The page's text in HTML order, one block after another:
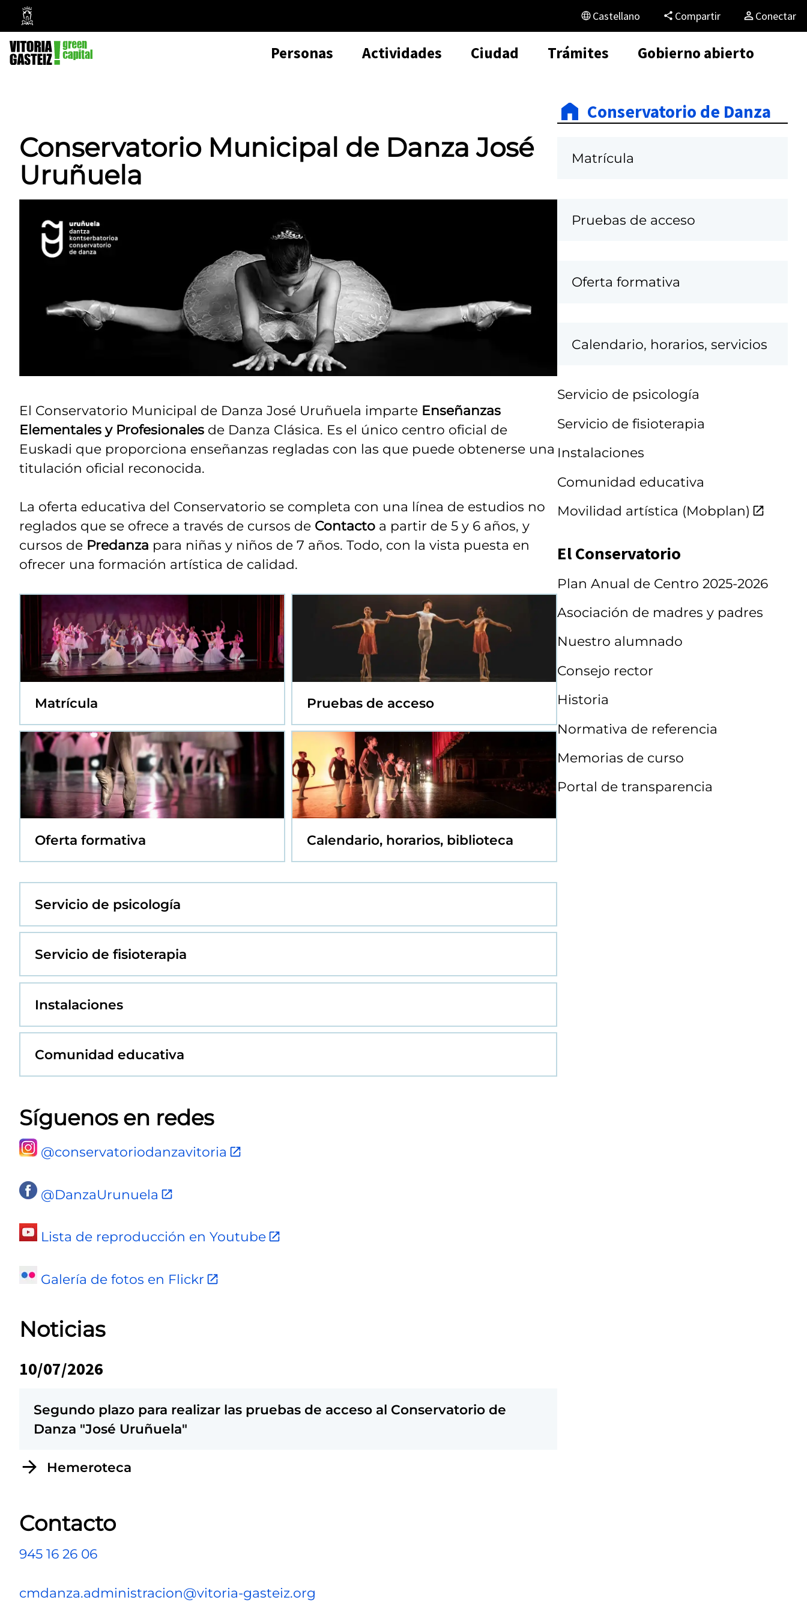
Ayuntamiento
Vitoria-
Gasteiz
Castellano Compartir Conectar
Personas Actividades Ciudad Trámites Gobierno abierto
Conservatorio Municipal de Danza José
Uruñuela
El Conservatorio Municipal de Danza José Uruñuela imparte Enseñanzas
Elementales y Profesionales de Danza Clásica. Es el único centro oficial de
Euskadi que proporciona enseñanzas regladas con las que puede obtenerse una
titulación oficial reconocida.
La oferta educativa del Conservatorio se completa con una línea de estudios no
reglados que se ofrece a través de cursos de Contacto a partir de 5 y 6 años, y
cursos de Predanza para niñas y niños de 7 años. Todo, con la vista puesta en
ofrecer una formación artística de calidad.
Matrícula Pruebas de acceso
Oferta formativa Calendario, horarios, biblioteca
Servicio de psicología
Servicio de fisioterapia
Instalaciones
Comunidad educativa
Síguenos en redes
@conservatoriodanzavitoria
@DanzaUrunuela
Lista de reproducción en Youtube
Galería de fotos en Flickr
Noticias
10/07/2026
Segundo plazo para realizar las pruebas de acceso al Conservatorio de
Danza "José Uruñuela"
Hemeroteca
Contacto
945 16 26 06
cmdanza.administracion@vitoria-gasteiz.org
Conservatorio de Danza
Matrícula
Pruebas de acceso
Oferta formativa
Calendario, horarios, servicios
Servicio de psicología
Servicio de fisioterapia
Instalaciones
Comunidad educativa
Movilidad artística (Mobplan)
El Conservatorio
Plan Anual de Centro 2025-2026
Asociación de madres y padres
Nuestro alumnado
Consejo rector
Historia
Normativa de referencia
Memorias de curso
Portal de transparencia